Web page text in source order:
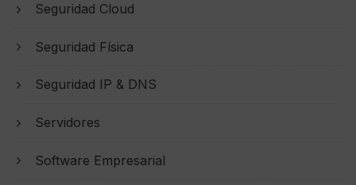
Seguridad Cloud
Seguridad Física
Seguridad IP & DNS
Servidores
Software Empresarial